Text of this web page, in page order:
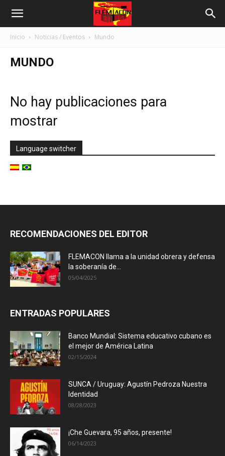
Inicio Noticias / Eventos Mundo
MUNDO
No hay publicaciones para
mostrar
Language switcher
RECOMENDACIONES DEL EDITOR
FLEMACON llama a la unidad obrera y defensa
la soberanía de...
05/04/2025
ENTRADAS POPULARES
Banco Mundial: Sistema educativo cubano es
el mejor de América Latina
02/15/2024
SUNCA / Uruguay: Agustín Pedroza Nuestra
Identidad
08/28/2023
¡Che Guevara, 95 años, presente!
06/14/2023